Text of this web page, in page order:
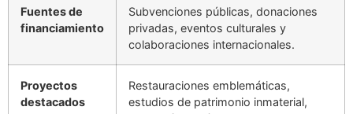
Fuentes de
financiamiento
Subvenciones públicas, donaciones
privadas, eventos culturales y
colaboraciones internacionales.
Proyectos
destacados
Restauraciones emblemáticas,
estudios de patrimonio inmaterial,